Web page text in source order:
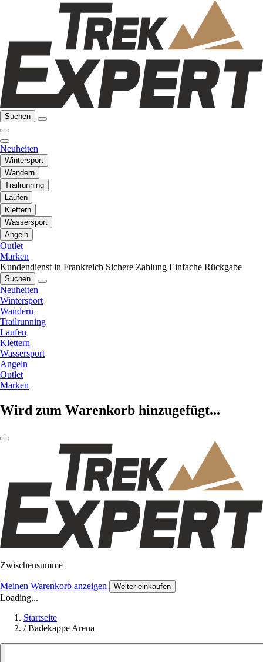
Suchen
Neuheiten
Wintersport
Wandern
Trailrunning
Laufen
Klettern
Wassersport
Angeln
Outlet
Marken
Kundendienst in Frankreich Sichere Zahlung Einfache Rückgabe
Suchen
Neuheiten
Wintersport
Wandern
Trailrunning
Laufen
Klettern
Wassersport
Angeln
Outlet
Marken
Wird zum Warenkorb hinzugefügt...
Zwischensumme
Meinen Warenkorb anzeigen Weiter einkaufen
Loading...
Startseite
/ Badekappe Arena